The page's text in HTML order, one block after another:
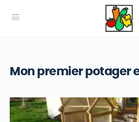
Mon premier potager